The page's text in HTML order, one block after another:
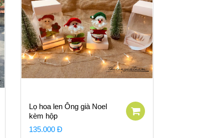
Lọ hoa len Ông già Noel
kèm hộp
135.000 Đ